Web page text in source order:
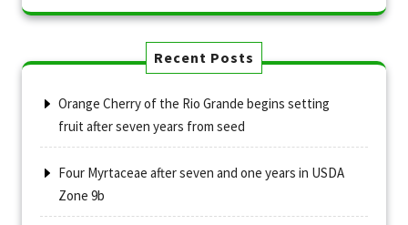
Recent Posts
Orange Cherry of the Rio Grande begins setting
fruit after seven years from seed
Four Myrtaceae after seven and one years in USDA
Zone 9b